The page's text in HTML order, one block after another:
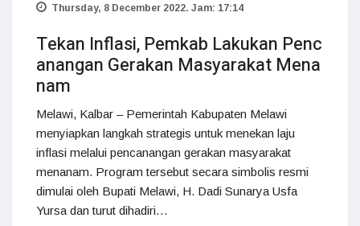
Thursday, 8 December 2022. Jam: 17:14
Tekan Inflasi, Pemkab Lakukan Penc
anangan Gerakan Masyarakat Mena
nam
Melawi, Kalbar – Pemerintah Kabupaten Melawi
menyiapkan langkah strategis untuk menekan laju
inflasi melalui pencanangan gerakan masyarakat
menanam. Program tersebut secara simbolis resmi
dimulai oleh Bupati Melawi, H. Dadi Sunarya Usfa
Yursa dan turut dihadiri…